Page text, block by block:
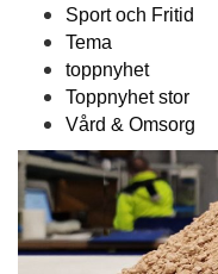
Sport och Fritid
Tema
toppnyhet
Toppnyhet stor
Vård & Omsorg